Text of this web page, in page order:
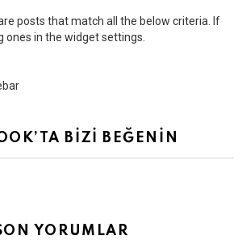
posts that match all the below criteria. If
ones in the widget settings.
BİZİ BEĞENİN
YORUMLAR